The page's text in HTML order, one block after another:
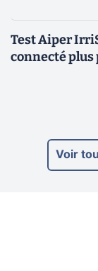
Test Aiper
connecté
Voir